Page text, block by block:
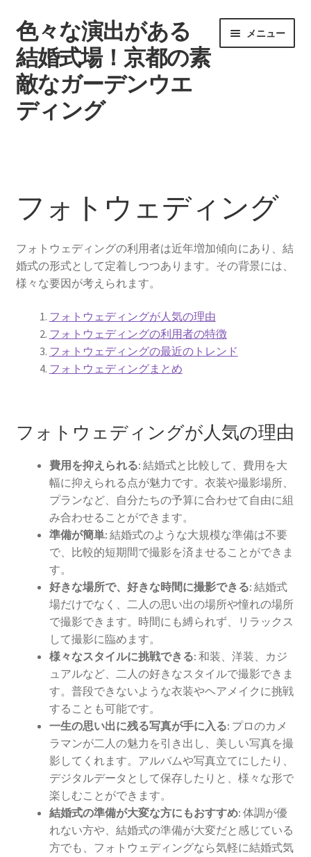
ナ
ビ
ゲ
ー
シ
ョ
ッ
プ
コ
ン
テ
ン
ツ
へ
色々な演出がある
結婚式場！京都の素
敵なガーデンウエ
ディング
メニュー
記事一覧
引き出物で差をつけよう
結婚式場
京都結婚式場
ウエディング
京都前撮り
京都フォトウエディング
ガーデンウエディングの費用徹底比較！選ばれる魅力と
成功の秘訣
結婚式場に設置したいウェルカムグッズ
京都ウェディングで参考にしたいこと
ウエディングの相談会に参加
人気のウエディングソング
結婚式場選びの失敗談から学ぶ成功のコツ
ウエディングの定番曲
京都でフォトウェディングをするならここ！おすすめス
ポット12選
海外ウエディングのメリット、デメリット
フォトウェディング
フォトウェディングの利用者は近年増加傾向にあり、結
婚式の形式として定着しつつあります。その背景には、
様々な要因が考えられます。
フォトウェディングが人気の理由
フォトウェディングの利用者の特徴
フォトウェディングの最近のトレンド
フォトウェディングまとめ
フォトウェディングが人気の理由
費用を抑えられる: 結婚式と比較して、費用を大
幅に抑えられる点が魅力です。衣装や撮影場所、
プランなど、自分たちの予算に合わせて自由に組
み合わせることができます。
準備が簡単: 結婚式のような大規模な準備は不要
で、比較的短期間で撮影を済ませることができま
す。
好きな場所で、好きな時間に撮影できる: 結婚式
場だけでなく、二人の思い出の場所や憧れの場所
で撮影できます。時間にも縛られず、リラックス
して撮影に臨めます。
様々なスタイルに挑戦できる: 和装、洋装、カジ
ュアルなど、二人の好きなスタイルで撮影できま
す。普段できないような衣装やヘアメイクに挑戦
することも可能です。
一生の思い出に残る写真が手に入る: プロのカメ
ラマンが二人の魅力を引き出し、美しい写真を撮
影してくれます。アルバムや写真立てにしたり、
デジタルデータとして保存したりと、様々な形で
楽しむことができます。
結婚式の準備が大変な方にもおすすめ: 体調が優
れない方や、結婚式の準備が大変だと感じている
方でも、フォトウェディングなら気軽に結婚式気